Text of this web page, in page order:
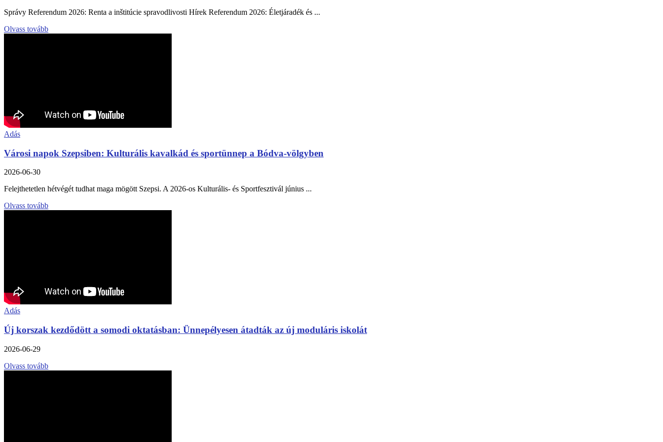
Správy Referendum 2026: Renta a inštitúcie spravodlivosti Hírek Referendum 2026: Életjáradék és ...
Olvass tovább
Adás
Városi napok Szepsiben: Kulturális kavalkád és sportünnep a Bódva-völgyben
2026-06-30
Felejthetetlen hétvégét tudhat maga mögött Szepsi. A 2026-os Kulturális- és Sportfesztivál június ...
Olvass tovább
Adás
Új korszak kezdődött a somodi oktatásban: Ünnepélyesen átadták az új moduláris iskolát
2026-06-29
Olvass tovább